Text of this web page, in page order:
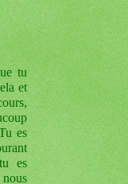
tu
et
es
es